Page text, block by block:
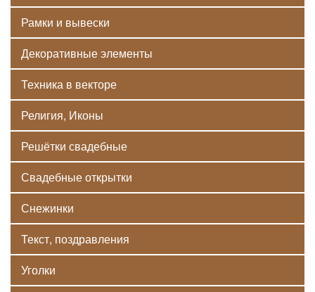
Рамки и вывески
Декоративные элементы
Техника в векторе
Религия, Иконы
Решётки свадебные
Свадебные открытки
Снежинки
Текст, поздравления
Уголки